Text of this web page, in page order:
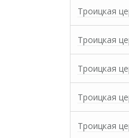
Троицкая
Троицкая
Троицкая
Троицкая
Троицкая